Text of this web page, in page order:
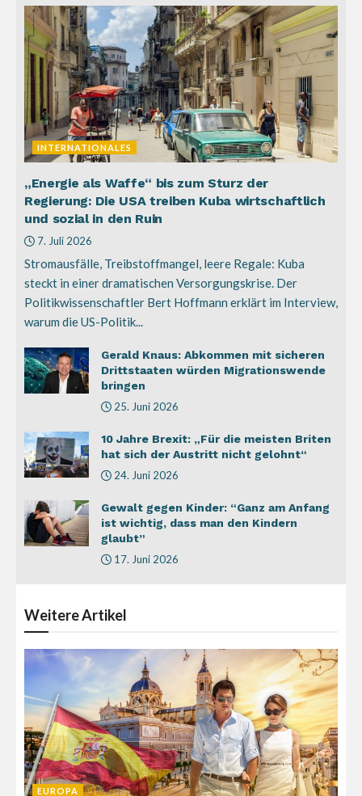
INTERNATIONALES
„Energie als Waffe“ bis zum Sturz der
Regierung: Die USA treiben Kuba wirtschaftlich
und sozial in den Ruin
7. Juli 2026
Stromausfälle, Treibstoffmangel, leere Regale: Kuba
steckt in einer dramatischen Versorgungskrise. Der
Politikwissenschaftler Bert Hoffmann erklärt im Interview,
warum die US-Politik...
Gerald Knaus: Abkommen mit sicheren
Drittstaaten würden Migrationswende
bringen
25. Juni 2026
10 Jahre Brexit: „Für die meisten Briten
hat sich der Austritt nicht gelohnt“
24. Juni 2026
Gewalt gegen Kinder: “Ganz am Anfang
ist wichtig, dass man den Kindern
glaubt”
17. Juni 2026
WeitereArtikel
EUROPA